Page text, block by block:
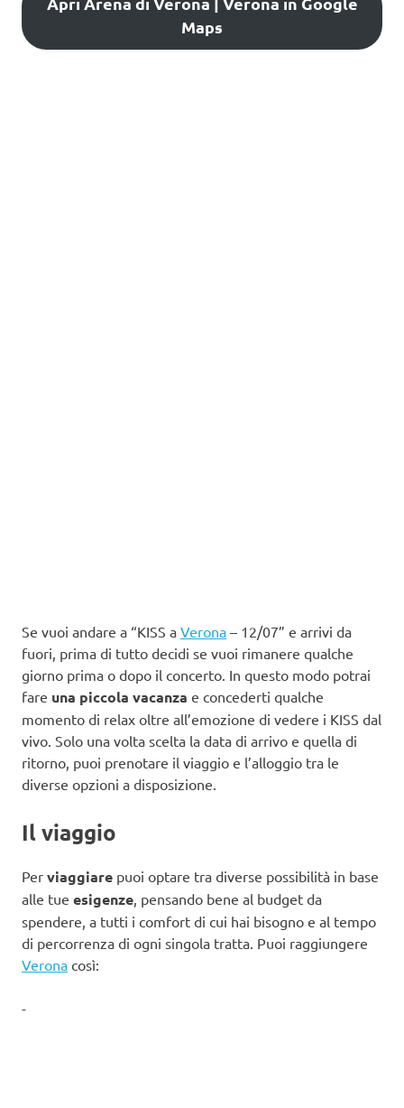
Maps
Se vuoi andare a “KISS a Verona – 12/07” e arrivi da
fuori, prima di tutto decidi se vuoi rimanere qualche
giorno prima o dopo il concerto. In questo modo potrai
fare una piccola vacanza e concederti qualche
momento di relax oltre all’emozione di vedere i KISS dal
vivo. Solo una volta scelta la data di arrivo e quella di
ritorno, puoi prenotare il viaggio e l’alloggio tra le
diverse opzioni a disposizione.
Il viaggio
Per viaggiare puoi optare tra diverse possibilità in base
alle tue esigenze, pensando bene al budget da
spendere, a tutti i comfort di cui hai bisogno e al tempo
di percorrenza di ogni singola tratta. Puoi raggiungere
Verona così:
-